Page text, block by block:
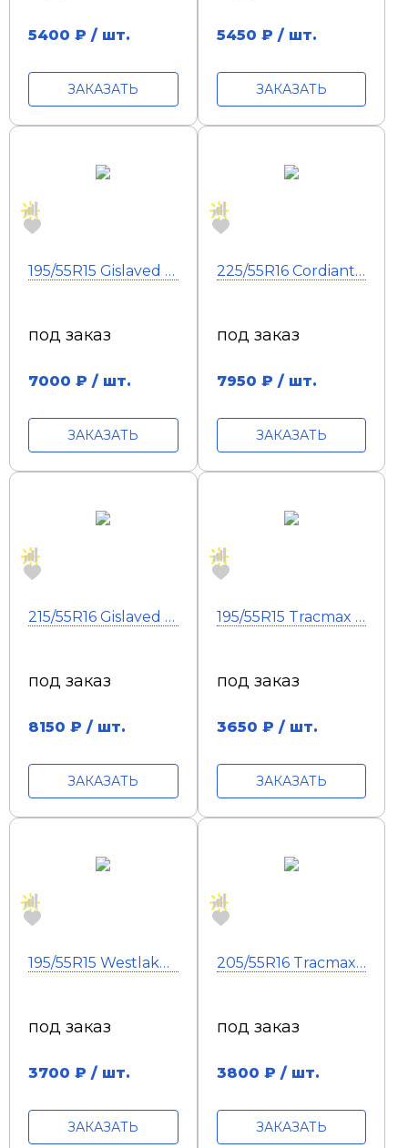
5400 ₽ / шт.
ЗАКАЗАТЬ
5450 ₽ / шт.
ЗАКАЗАТЬ
195/55R15 Gislaved PremiumControl 85H
под заказ
7000 ₽ / шт.
ЗАКАЗАТЬ
225/55R16 Cordiant Sport 3, PS-2, 95V, TL
под заказ
7950 ₽ / шт.
ЗАКАЗАТЬ
215/55R16 Gislaved EcoControl 93V
под заказ
8150 ₽ / шт.
ЗАКАЗАТЬ
195/55R15 Tracmax X-Privilo TX5 HP 85V
под заказ
3650 ₽ / шт.
ЗАКАЗАТЬ
195/55R15 Westlake Zuper Eco Z-108 85V
под заказ
3700 ₽ / шт.
ЗАКАЗАТЬ
205/55R16 Tracmax X-Privilo TX3 HP 94W
под заказ
3800 ₽ / шт.
ЗАКАЗАТЬ